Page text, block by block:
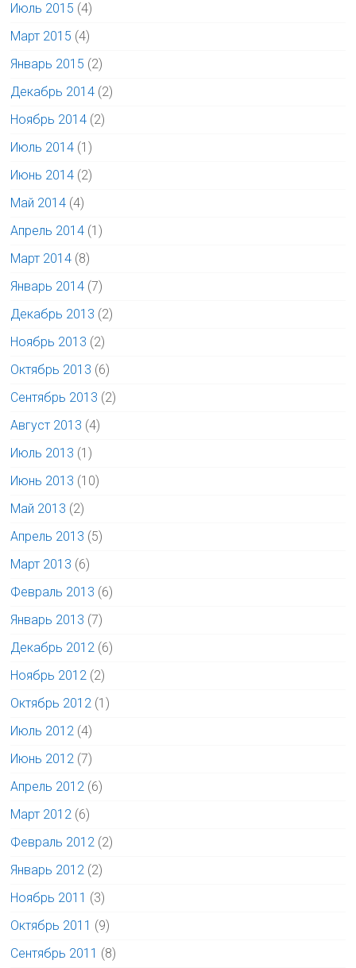
Июль 2015 (4)
Март 2015 (4)
Январь 2015 (2)
Декабрь 2014 (2)
Ноябрь 2014 (2)
Июль 2014 (1)
Июнь 2014 (2)
Май 2014 (4)
Апрель 2014 (1)
Март 2014 (8)
Январь 2014 (7)
Декабрь 2013 (2)
Ноябрь 2013 (2)
Октябрь 2013 (6)
Сентябрь 2013 (2)
Август 2013 (4)
Июль 2013 (1)
Июнь 2013 (10)
Май 2013 (2)
Апрель 2013 (5)
Март 2013 (6)
Февраль 2013 (6)
Январь 2013 (7)
Декабрь 2012 (6)
Ноябрь 2012 (2)
Октябрь 2012 (1)
Июль 2012 (4)
Июнь 2012 (7)
Апрель 2012 (6)
Март 2012 (6)
Февраль 2012 (2)
Январь 2012 (2)
Ноябрь 2011 (3)
Октябрь 2011 (9)
Сентябрь 2011 (8)